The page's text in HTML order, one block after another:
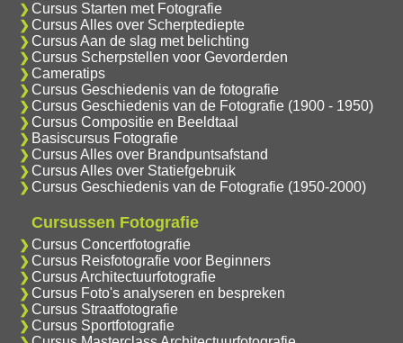
Cursus Starten met Fotografie
Cursus Alles over Scherptediepte
Cursus Aan de slag met belichting
Cursus Scherpstellen voor Gevorderden
Cameratips
Cursus Geschiedenis van de fotografie
Cursus Geschiedenis van de Fotografie (1900 - 1950)
Cursus Compositie en Beeldtaal
Basiscursus Fotografie
Cursus Alles over Brandpuntsafstand
Cursus Alles over Statiefgebruik
Cursus Geschiedenis van de Fotografie (1950-2000)
Cursussen Fotografie
Cursus Concertfotografie
Cursus Reisfotografie voor Beginners
Cursus Architectuurfotografie
Cursus Foto's analyseren en bespreken
Cursus Straatfotografie
Cursus Sportfotografie